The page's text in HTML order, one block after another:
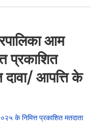
आम
प्रकाशित
आपत्ति के
के निमित्त प्रकाशित मतदाता